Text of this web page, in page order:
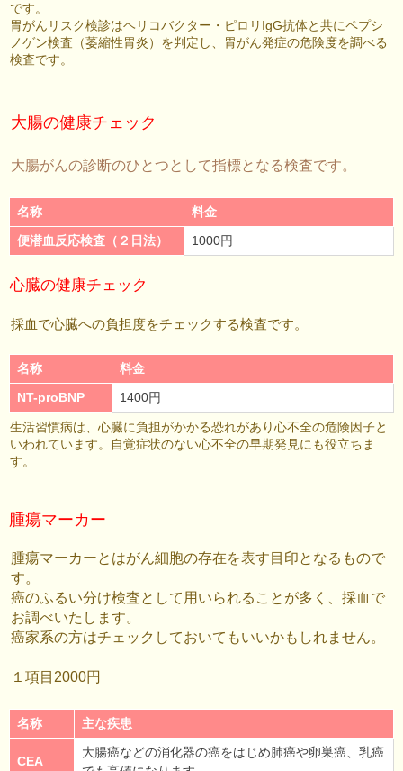
です。
胃がんリスク検診はヘリコバクター・ピロリIgG抗体と共にペプシ
ノゲン検査（萎縮性胃炎）を判定し、胃がん発症の危険度を調べる
検査です。
大腸の健康チェック
大腸がんの診断のひとつとして指標となる検査です。
名称
料金
便潜血反応検査（２日法）
1000円
心臓の健康チェック
採血で心臓への負担度をチェックする検査です。
名称
料金
NT-proBNP
1400円
生活習慣病は、心臓に負担がかかる恐れがあり心不全の危険因子と
いわれています。自覚症状のない心不全の早期発見にも役立ちま
す。
腫瘍マーカー
腫瘍マーカーとはがん細胞の存在を表す目印となるもので
す。
癌のふるい分け検査として用いられることが多く、採血で
お調べいたします。
癌家系の方はチェックしておいてもいいかもしれません。
１項目2000円
名称 主な疾患
CEA
大腸癌などの消化器の癌をはじめ肺癌や卵巣癌、乳癌